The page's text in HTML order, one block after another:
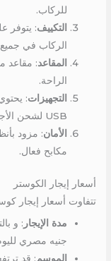
للركاب.
التكييف: يتوفر
الركاب في جميع
المقاعد: مقاعد
الراحة.
التجهيزات:
USB لشحن الأجهزة.
الأمان: مزود
مكابح فعال.
أسعار إيجار الكوستر
تتفاوت أسعار إيجار كوستر 24 راكب حسب عدة
مدة الإيجار
جنيه مصري
الموسم: قد